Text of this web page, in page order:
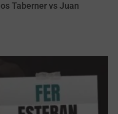
Taberner vs Juan